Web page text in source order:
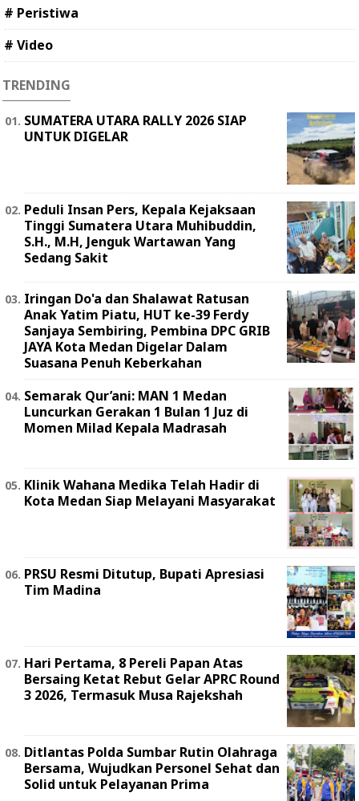
# Peristiwa
# Video
TRENDING
SUMATERA UTARA RALLY 2026 SIAP
UNTUK DIGELAR
Peduli Insan Pers, Kepala Kejaksaan
Tinggi Sumatera Utara Muhibuddin,
S.H., M.H, Jenguk Wartawan Yang
Sedang Sakit
Iringan Do'a dan Shalawat Ratusan
Anak Yatim Piatu, HUT ke-39 Ferdy
Sanjaya Sembiring, Pembina DPC GRIB
JAYA Kota Medan Digelar Dalam
Suasana Penuh Keberkahan
Semarak Qur’ani: MAN 1 Medan
Luncurkan Gerakan 1 Bulan 1 Juz di
Momen Milad Kepala Madrasah
Klinik Wahana Medika Telah Hadir di
Kota Medan Siap Melayani Masyarakat
PRSU Resmi Ditutup, Bupati Apresiasi
Tim Madina
Hari Pertama, 8 Pereli Papan Atas
Bersaing Ketat Rebut Gelar APRC Round
3 2026, Termasuk Musa Rajekshah
Ditlantas Polda Sumbar Rutin Olahraga
Bersama, Wujudkan Personel Sehat dan
Solid untuk Pelayanan Prima